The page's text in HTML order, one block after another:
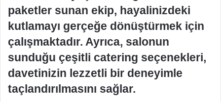
paketler sunan ekip, hayalinizdeki
kutlamayı gerçeğe dönüştürmek için
çalışmaktadır. Ayrıca, salonun
sunduğu çeşitli catering seçenekleri,
davetinizin lezzetli bir deneyimle
taçlandırılmasını sağlar.